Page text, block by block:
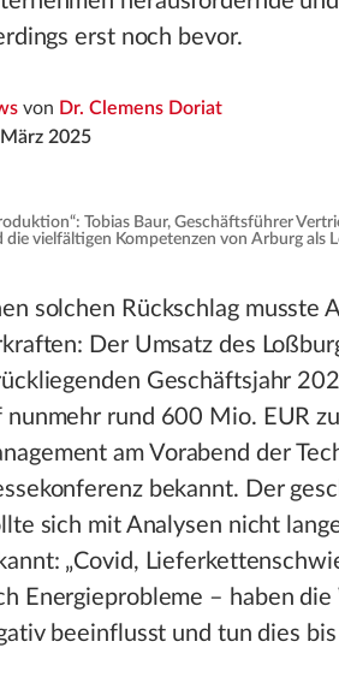
erst noch bevor.
von Dr. Clemens Doriat
2025
Tobias Baur, Geschäftsführer
vielfältigen Kompetenzen von Arburg als
solchen Rückschlag musste
Der Umsatz des
Geschäftsjahr
nunmehr rund 600 Mio. EUR
am Vorabend der
bekannt. Der
sich mit Analysen nicht
„Covid,
Energieprobleme – haben
beeinflusst und tun dies bis